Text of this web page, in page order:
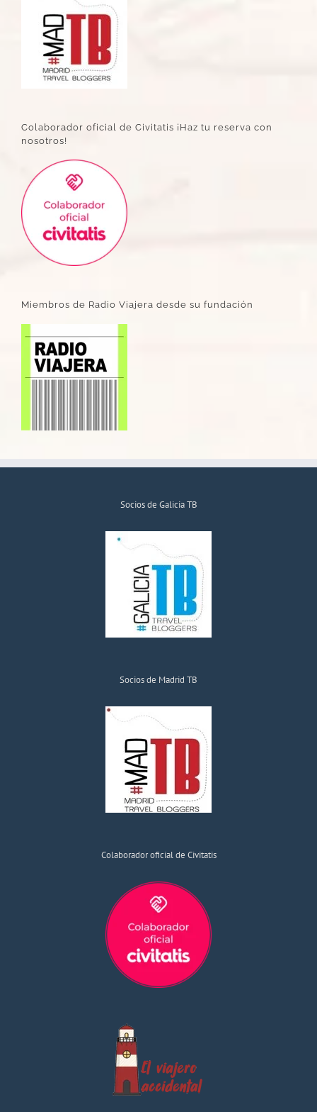
Colaborador oficial de Civitatis ¡Haz tu reserva con
nosotros!
Miembros de Radio Viajera desde su fundación
Socios de Galicia TB
Socios de Madrid TB
Colaborador oficial de Civitatis